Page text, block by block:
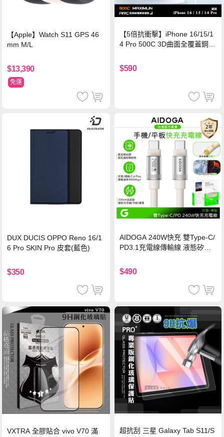
【Apple】Watch S11 GPS 46
mm M/L
$13,390
免運
【5倍抗衝擊】iPhone 16/15/1
4 Pro 500C 3D曲面全覆蓋鋼化
保護貼
$590
DUX DUCIS OPPO Reno 16/1
6 Pro SKIN Pro 皮套(藍色)
$350
AIDOGA 240W快充 雙Type-C/
PD3.1充電線傳輸線 液態矽膠
機/平板/筆電
$490
VXTRA 全膠貼合 vivo V70 滿
超抗刮 三星 Galaxy Tab S11/S